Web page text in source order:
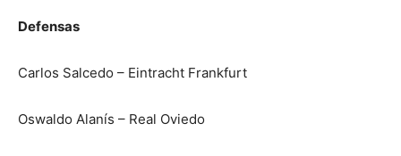
Defensas
Carlos Salcedo – Eintracht Frankfurt
Oswaldo Alanís – Real Oviedo